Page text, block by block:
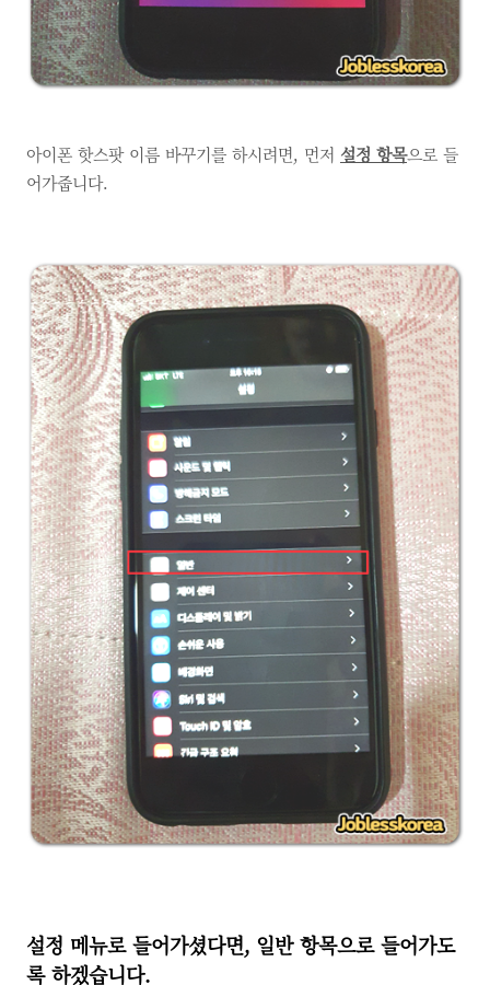
아이폰 핫스팟 이름 바꾸기를 하시려면, 먼저 설정 항목으로 들
어가줍니다.
설정 메뉴로 들어가셨다면, 일반 항목으로 들어가도
록 하겠습니다.